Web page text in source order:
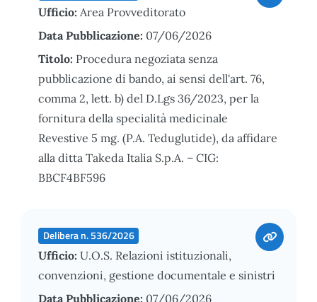
Ufficio: Area Provveditorato
Data Pubblicazione: 07/06/2026
Titolo: Procedura negoziata senza
pubblicazione di bando, ai sensi dell'art. 76,
comma 2, lett. b) del D.Lgs 36/2023, per la
fornitura della specialità medicinale
Revestive 5 mg. (P.A. Teduglutide), da affidare
alla ditta Takeda Italia S.p.A. – CIG:
BBCF4BF596
Delibera n. 536/2026
Ufficio: U.O.S. Relazioni istituzionali,
convenzioni, gestione documentale e sinistri
Data Pubblicazione: 07/06/2026